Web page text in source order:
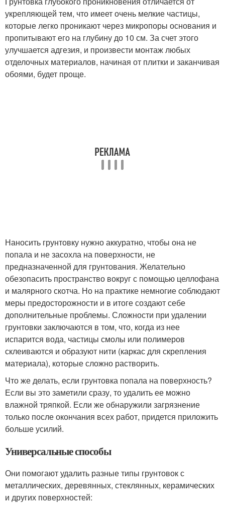
укрепляющей тем, что имеет очень мелкие частицы,
которые легко проникают через микропоры основания и
пропитывают его на глубину до 10 см. За счет этого
улучшается адгезия, и произвести монтаж любых
отделочных материалов, начиная от плитки и заканчивая
обоями, будет проще.
Наносить грунтовку нужно аккуратно, чтобы она не
попала и не засохла на поверхности, не
предназначенной для грунтования. Желательно
обезопасить пространство вокруг с помощью целлофана
и малярного скотча. Но на практике немногие соблюдают
меры предосторожности и в итоге создают себе
дополнительные проблемы. Сложности при удалении
грунтовки заключаются в том, что, когда из нее
испарится вода, частицы смолы или полимеров
склеиваются и образуют нити (каркас для скрепления
материала), которые сложно растворить.
Что же делать, если грунтовка попала на поверхность?
Если вы это заметили сразу, то удалить ее можно
влажной тряпкой. Если же обнаружили загрязнение
только после окончания всех работ, придется приложить
больше усилий.
Универсальные способы
Они помогают удалить разные типы грунтовок с
металлических, деревянных, стеклянных, керамических
и других поверхностей: